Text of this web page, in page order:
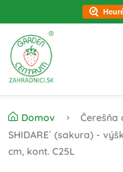
Domov
Čerešňa
SHIDARE´ (sakura) -
cm, kont. C25L